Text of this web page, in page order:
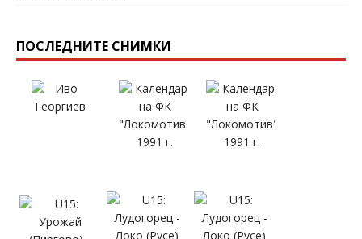
ПОСЛЕДНИТЕ СНИМКИ